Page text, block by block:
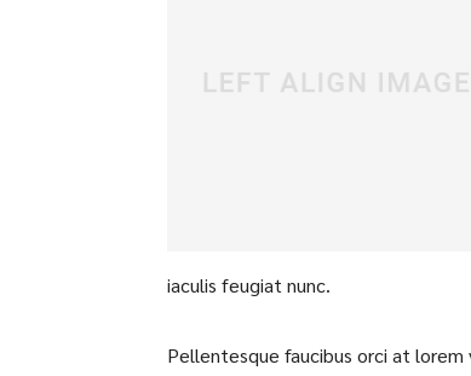
iaculis feugiat nunc.
Pellentesque faucibus orci at lorem